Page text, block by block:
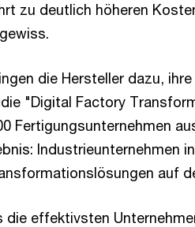
zu deutlich höheren
die Hersteller dazu,
"Digital Factory
Fertigungsunternehmen
Industrieunternehmen
auf
effektivsten